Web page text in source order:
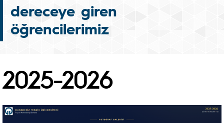
dereceye giren
öğrencilerimiz
2025-2026